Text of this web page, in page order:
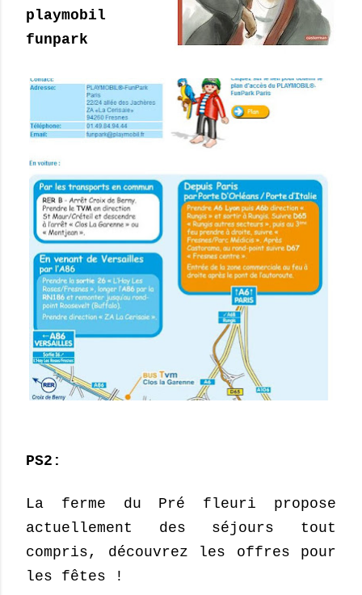
playmobil
funpark
PS2:
La ferme du Pré fleuri propose
actuellement des séjours tout
compris, découvrez les offres pour
les fêtes !